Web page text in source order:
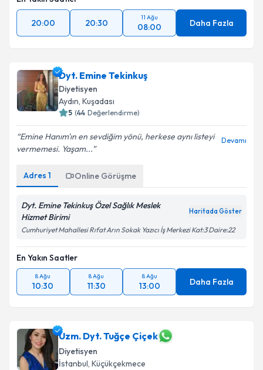
20:00 20:30
11 Ağu
08:00 Daha Fazla
Dyt. Emine Tekinkuş
Diyetisyen
Aydın, Kuşadası
5 (44 Değerlendirme)
Emine Hanım'ın en sevdiğim yönü, herkese aynı listeyi
vermemesi. Yaşam...
Devamı
Adres 1 Online Görüşme
Dyt. Emine Tekinkuş Özel Sağlık Meslek
Hizmet Birimi
Haritada Göster
Cumhuriyet Mahallesi Rıfat Arın Sokak Yazıcı İş Merkezi Kat:3 Daire:22
En Yakın Saatler
8 Ağu
10:30
8 Ağu
11:30
8 Ağu
13:00 Daha Fazla
Uzm. Dyt. Tuğçe Çiçek
Diyetisyen
İstanbul, Küçükçekmece